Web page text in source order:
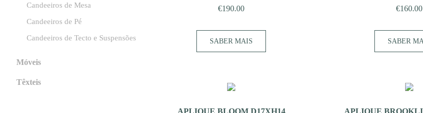
Candeeiros de Mesa
Candeeiros de Pé
Candeeiros de Tecto e Suspensões
Móveis
Têxteis
€190.00
SABER MAIS
€160.00
SABER
APLIQUE BLOOM D17XH14
APLIQUE